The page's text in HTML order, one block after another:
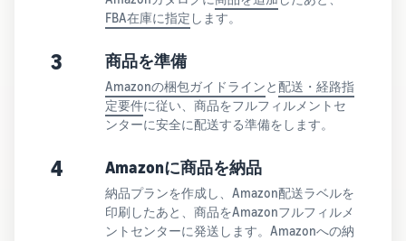
FBA在庫に指定 します。
3 商品を準備
Amazonの梱包ガイドラインと配送・経路指
定要件に従い、商品をフルフィルメントセ
ンターに安全に配送する準備をします。
4 Amazonに商品を納品
納品プランを作成し、Amazon配送ラベルを
印刷したあと、商品をAmazonフルフィルメ
ントセンターに発送します。Amazonへの納